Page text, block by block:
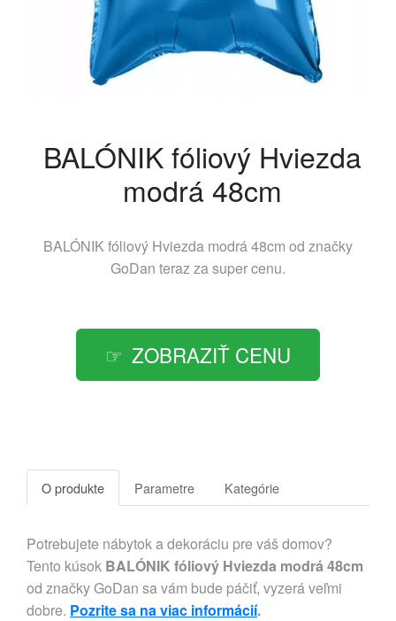
BALÓNIK fóliový Hviezda
modrá 48cm
BALÓNIK fóliový Hviezda modrá 48cm od značky
GoDan teraz za super cenu.
ZOBRAZIŤ CENU
O produkte Parametre Kategórie
Potrebujete nábytok a dekoráciu pre váš domov?
Tento kúsok BALÓNIK fóliový Hviezda modrá 48cm
od značky GoDan sa vám bude páčiť, vyzerá veľmi
dobre. Pozrite sa na viac informácií.